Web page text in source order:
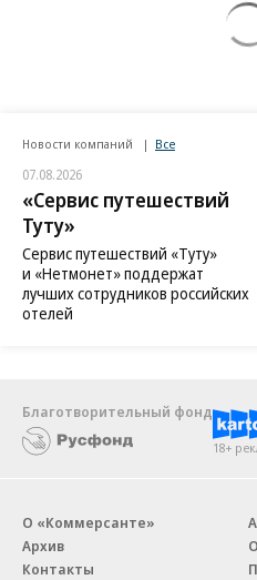
Новости компаний Все
07.08.2026
«Сервис путешествий
Туту»
Сервис путешествий «Туту»
и «Нетмонет» поддержат
лучших сотрудников российских
отелей
Благотворительный фонд
18+
О «Коммерсанте»
Архив
Контакты